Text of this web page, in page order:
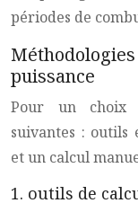
périodes de
puissance
Pour un choix
suivantes : outils
et un calcul
1. outils de